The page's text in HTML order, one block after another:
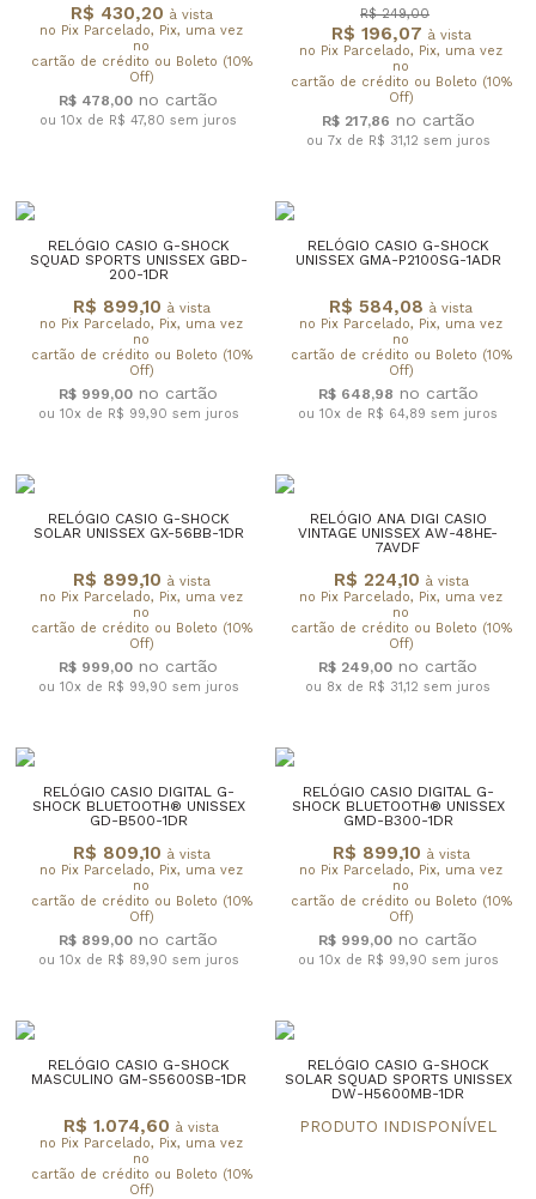
R$ 430,20 à vista
no Pix Parcelado, Pix, uma vez
no
cartão de crédito ou Boleto (10%
Off)
R$ 478,00
ou 10x de R$ 47,80 sem juros
R$ 196,07 à vista
no Pix Parcelado, Pix, uma vez
no
cartão de crédito ou Boleto (10%
Off)
R$ 249,00
R$ 217,86
ou 7x de R$ 31,12 sem juros
RELÓGIO CASIO G-SHOCK
SQUAD SPORTS UNISSEX GBD-
200-1DR
R$ 899,10 à vista
no Pix Parcelado, Pix, uma vez
no
cartão de crédito ou Boleto (10%
Off)
R$ 999,00
ou 10x de R$ 99,90 sem juros
RELÓGIO CASIO G-SHOCK
UNISSEX GMA-P2100SG-1ADR
R$ 584,08 à vista
no Pix Parcelado, Pix, uma vez
no
cartão de crédito ou Boleto (10%
Off)
R$ 648,98
ou 10x de R$ 64,89 sem juros
RELÓGIO CASIO G-SHOCK
SOLAR UNISSEX GX-56BB-1DR
R$ 899,10 à vista
no Pix Parcelado, Pix, uma vez
no
cartão de crédito ou Boleto (10%
Off)
R$ 999,00
ou 10x de R$ 99,90 sem juros
RELÓGIO ANA DIGI CASIO
VINTAGE UNISSEX AW-48HE-
7AVDF
R$ 224,10 à vista
no Pix Parcelado, Pix, uma vez
no
cartão de crédito ou Boleto (10%
Off)
R$ 249,00
ou 8x de R$ 31,12 sem juros
RELÓGIO CASIO DIGITAL G-
SHOCK BLUETOOTH® UNISSEX
GD-B500-1DR
R$ 809,10 à vista
no Pix Parcelado, Pix, uma vez
no
cartão de crédito ou Boleto (10%
Off)
R$ 899,00
ou 10x de R$ 89,90 sem juros
RELÓGIO CASIO DIGITAL G-
SHOCK BLUETOOTH® UNISSEX
GMD-B300-1DR
R$ 899,10 à vista
no Pix Parcelado, Pix, uma vez
no
cartão de crédito ou Boleto (10%
Off)
R$ 999,00
ou 10x de R$ 99,90 sem juros
RELÓGIO CASIO G-SHOCK
MASCULINO GM-S5600SB-1DR
R$ 1.074,60 à vista
no Pix Parcelado, Pix, uma vez
no
cartão de crédito ou Boleto (10%
Off)
RELÓGIO CASIO G-SHOCK
SOLAR SQUAD SPORTS UNISSEX
DW-H5600MB-1DR